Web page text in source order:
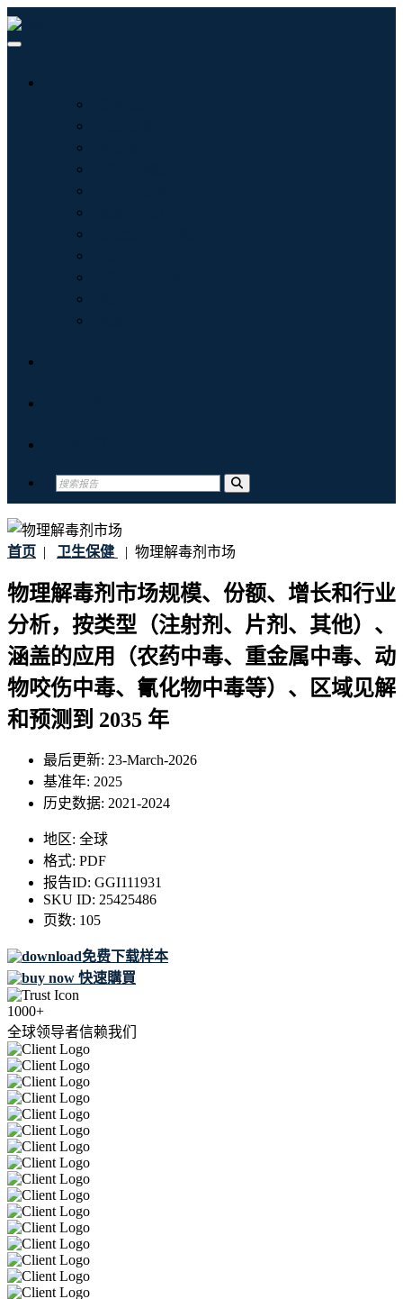
首页 | 卫生保健 | 物理解毒剂市场
物理解毒剂市场规模、份额、增长和行业
分析，按类型（注射剂、片剂、其他）、
涵盖的应用（农药中毒、重金属中毒、动
物咬伤中毒、氰化物中毒等）、区域见解
和预测到 2035 年
最后更新: 23-March-2026
基准年: 2025
历史数据: 2021-2024
地区: 全球
格式: PDF
报告ID: GGI111931
SKU ID: 25425486
页数: 105
免费下载样本
快速購買
1000+
全球领导者信赖我们